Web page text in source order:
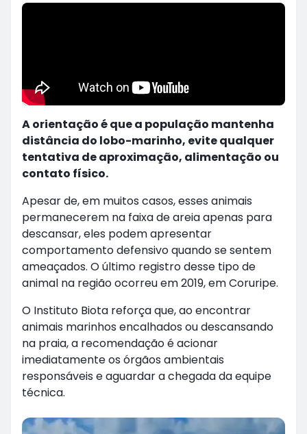
A orientação é que a população mantenha
distância do lobo-marinho, evite qualquer
tentativa de aproximação, alimentação ou
contato físico.
Apesar de, em muitos casos, esses animais
permanecerem na faixa de areia apenas para
descansar, eles podem apresentar
comportamento defensivo quando se sentem
ameaçados. O último registro desse tipo de
animal na região ocorreu em 2019, em Coruripe.
O Instituto Biota reforça que, ao encontrar
animais marinhos encalhados ou descansando
na praia, a recomendação é acionar
imediatamente os órgãos ambientais
responsáveis e aguardar a chegada da equipe
técnica.